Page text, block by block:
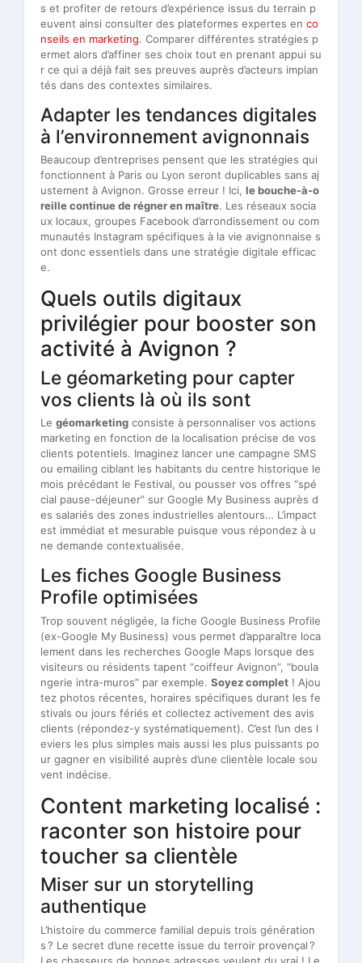
s et profiter de retours d’expérience issus du terrain p
euvent ainsi consulter des plateformes expertes en co
nseils en marketing. Comparer différentes stratégies p
ermet alors d’affiner ses choix tout en prenant appui su
r ce qui a déjà fait ses preuves auprès d’acteurs implan
tés dans des contextes similaires.
Adapter les tendances digitales
à l’environnement avignonnais
Beaucoup d’entreprises pensent que les stratégies qui
fonctionnent à Paris ou Lyon seront duplicables sans aj
ustement à Avignon. Grosse erreur ! Ici, le bouche-à-o
reille continue de régner en maître. Les réseaux socia
ux locaux, groupes Facebook d’arrondissement ou com
munautés Instagram spécifiques à la vie avignonnaise s
ont donc essentiels dans une stratégie digitale efficac
e.
Quels outils digitaux
privilégier pour booster son
activité à Avignon ?
Le géomarketing pour capter
vos clients là où ils sont
Le géomarketing consiste à personnaliser vos actions
marketing en fonction de la localisation précise de vos
clients potentiels. Imaginez lancer une campagne SMS
ou emailing ciblant les habitants du centre historique le
mois précédant le Festival, ou pousser vos offres “spé
cial pause-déjeuner” sur Google My Business auprès d
es salariés des zones industrielles alentours… L’impact
est immédiat et mesurable puisque vous répondez à u
ne demande contextualisée.
Les fiches Google Business
Profile optimisées
Trop souvent négligée, la fiche Google Business Profile
(ex-Google My Business) vous permet d’apparaître loca
lement dans les recherches Google Maps lorsque des
visiteurs ou résidents tapent “coiffeur Avignon”, “boula
ngerie intra-muros” par exemple. Soyez complet ! Ajou
tez photos récentes, horaires spécifiques durant les fe
stivals ou jours fériés et collectez activement des avis
clients (répondez-y systématiquement). C’est l’un des l
eviers les plus simples mais aussi les plus puissants po
ur gagner en visibilité auprès d’une clientèle locale sou
vent indécise.
Content marketing localisé :
raconter son histoire pour
toucher sa clientèle
Miser sur un storytelling
authentique
L’histoire du commerce familial depuis trois génération
s ? Le secret d’une recette issue du terroir provençal ?
Les chasseurs de bonnes adresses veulent du vrai ! Le